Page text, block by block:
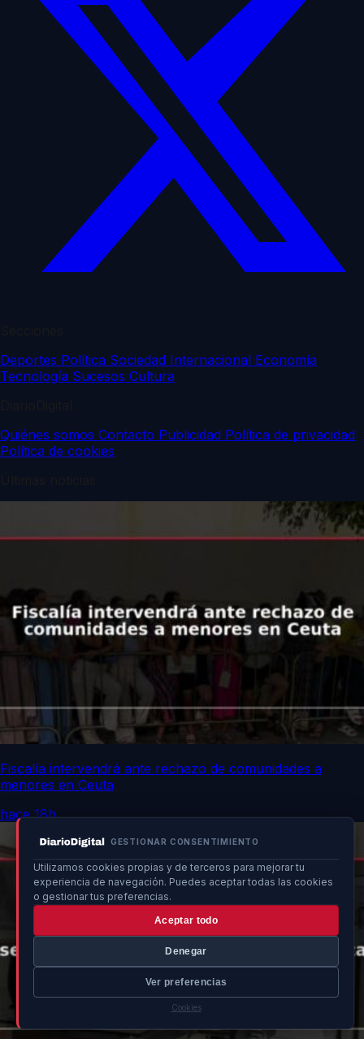
GESTIONAR CONSENTIMIENTO
Utilizamos cookies propias y de terceros para mejorar tu
experiencia de navegación. Puedes aceptar todas las cookies
o gestionar tus preferencias.
Aceptar todo
Denegar
Ver preferencias
Cookies
Deportes Política Sociedad Internacional Economía
Tecnología Sucesos Cultura
Quiénes somos Contacto Publicidad Política de privacidad
Política de cookies
Fiscalía intervendrá ante rechazo de comunidades a
menores en Ceuta
hace 18h